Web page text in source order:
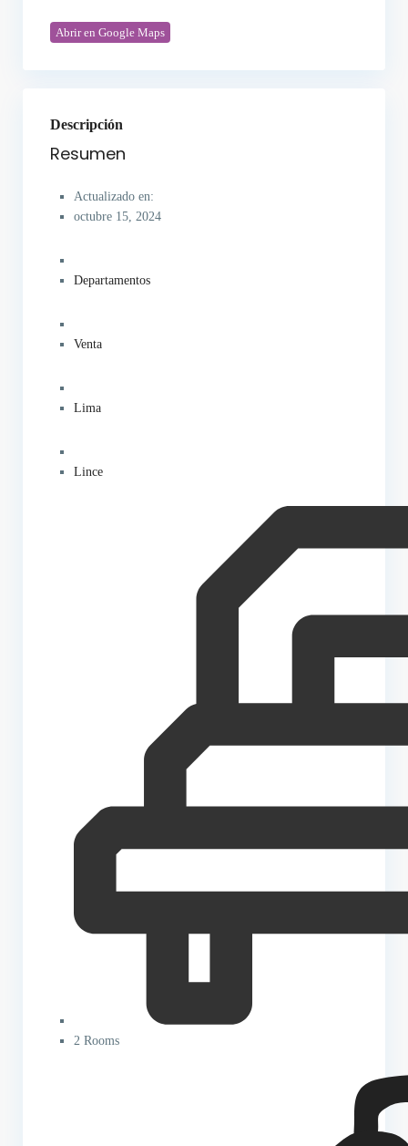
Abrir en Google Maps
Descripción
Resumen
Actualizado en:
octubre 15, 2024
Departamentos
Venta
Lima
Lince
2 Rooms